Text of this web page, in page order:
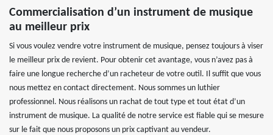
Commercialisation d’un instrument de musique
au meilleur prix
Si vous voulez vendre votre instrument de musique, pensez toujours à viser
le meilleur prix de revient. Pour obtenir cet avantage, vous n’avez pas à
faire une longue recherche d’un racheteur de votre outil. Il suffit que vous
nous mettez en contact directement. Nous sommes un luthier
professionnel. Nous réalisons un rachat de tout type et tout état d’un
instrument de musique. La qualité de notre service est fiable qui se mesure
sur le fait que nous proposons un prix captivant au vendeur.